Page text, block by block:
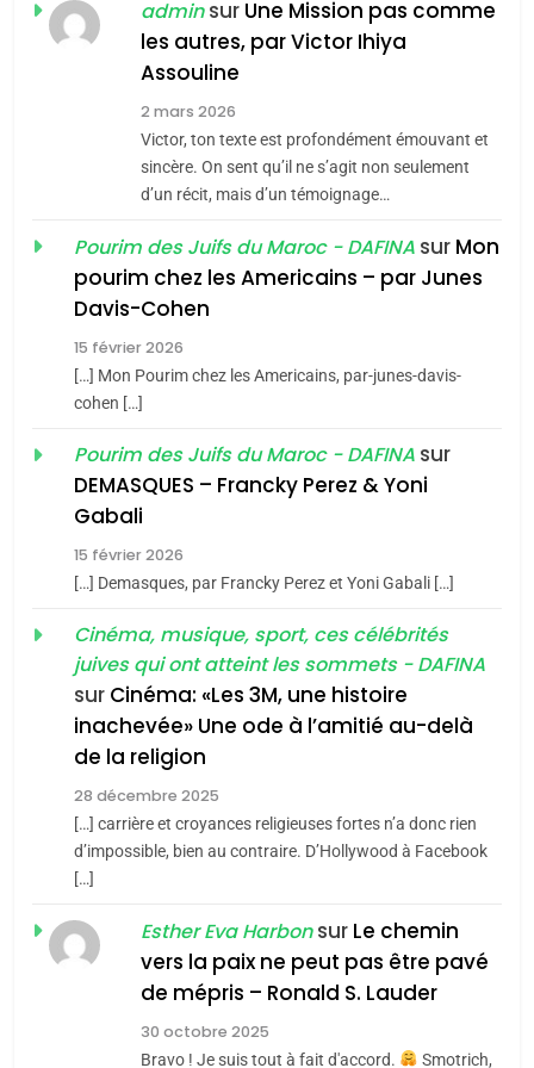
JUDAISME
Maroc : Les amandes de
Tafraout, le miel de Tadla
Azilal consacrés produits
du terroir
DAFINA MAROC
Oeil ravageur – Vanessa
De Loya Stauber
«Tu dis génocide, je dis
guerre»: La nouvelle
Tout sur la Nostalgie
SOUVENIRS
l’alliance pourrait
s’étendre à 13 pays
d’Amérique latine
ISRAÉL JUDAISME
2025, l’année la plus
meurtrière selon le
rapport d’ADL contre
l’antisémitisme
FRANCE ISRAÉL
adminsur Une Mission pas comme
les autres, par Victor Ihiya
Assouline
2 mars 2026
Victor, ton texte est profondément émouvant et
sincère. On sent qu’il ne s’agit non seulement
d’un récit, mais d’un témoignage…
Pourim des Juifs du Maroc - DAFINA sur Mon
pourim chez les Americains – par Junes
Davis-Cohen
15 février 2026
[…] Mon Pourim chez les Americains, par-junes-davis-
cohen […]
Pourim des Juifs du Maroc - DAFINA sur
DEMASQUES – Francky Perez & Yoni
Gabali
15 février 2026
[…] Demasques, par Francky Perez et Yoni Gabali […]
Cinéma, musique, sport, ces célébrités
juives qui ont atteint les sommets - DAFINA
sur Cinéma: «Les 3M, une histoire
inachevée» Une ode à l’amitié au-delà
de la religion
28 décembre 2025
[…] carrière et croyances religieuses fortes n’a donc rien
d’impossible, bien au contraire. D’Hollywood à Facebook
[…]
Esther Eva Harbonsur Le chemin
vers la paix ne peut pas être pavé
de mépris – Ronald S. Lauder
30 octobre 2025
Bravo ! Je suis tout à fait d'accord.
Smotrich,
2025, l’année la plus
d’ADL contre
l’antisémitisme
FRANCE ISRAÉL
POURQUOI JE REVENDIQUE
Zrihen-Dvir
CE QUI NOUS MANQUE –
Jacques Hadida
JUDAISME
Maroc : Les amandes de
Azilal consacrés produits
du terroir
DAFINA MAROC
Oeil ravageur – Vanessa De
Loya Stauber